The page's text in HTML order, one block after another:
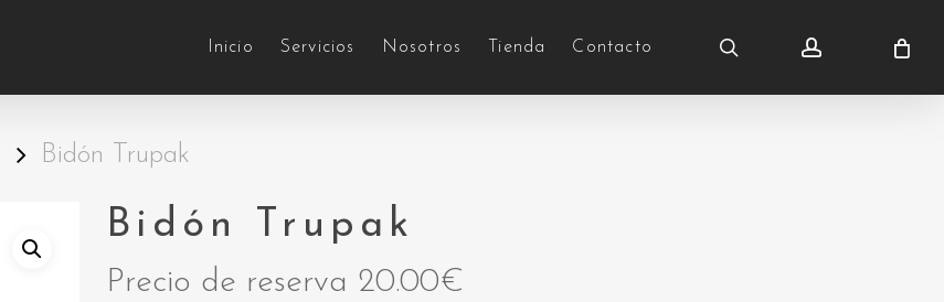
Inicio Servicios Nosotros Tienda Contacto
Bidón Trupak
Bidón Trupak
Precio de reserva 20.00€